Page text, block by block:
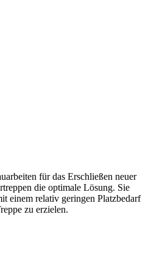
für das Erschließen neuer
die optimale Lösung. Sie
einem relativ geringen Platzbedarf
zu erzielen.